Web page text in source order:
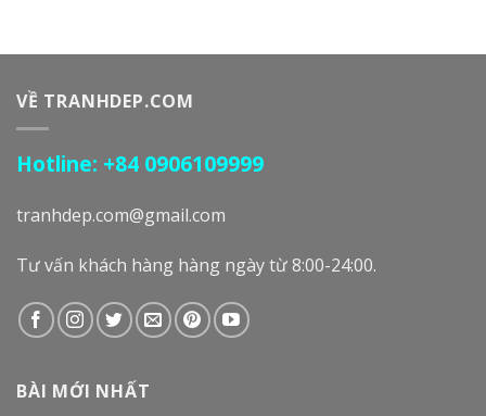
VỀ TRANHDEP.COM
Hotline: +84 0906109999
tranhdep.com@gmail.com
Tư vấn khách hàng hàng ngày từ 8:00-24:00.
BÀI MỚI NHẤT